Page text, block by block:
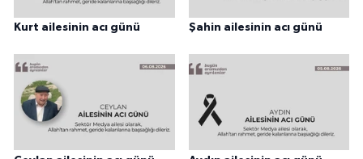
Kurt ailesinin acı günü Şahin ailesinin acı günü